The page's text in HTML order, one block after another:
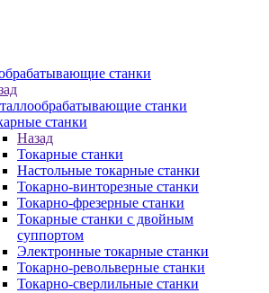
станки
станки
станки
Назад
Токарные станки
Настольные токарные станки
Токарно-винторезные станки
Токарно-фрезерные станки
Токарные станки с двойным
суппортом
Электронные токарные станки
Токарно-револьверные станки
Токарно-сверлильные станки